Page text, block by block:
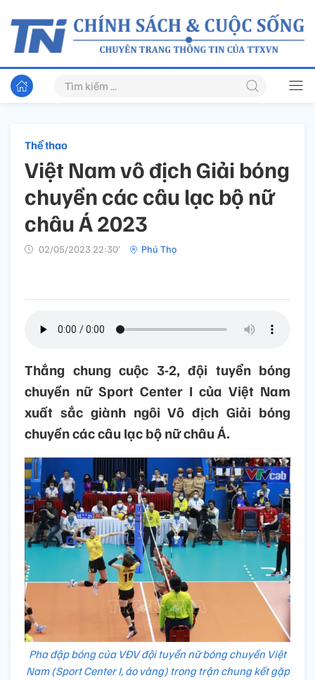
Thể thao
Việt Nam vô địch Giải bóng
chuyền các câu lạc bộ nữ
châu Á 2023
02/05/2023 22:30’ Phú Thọ
Thắng chung cuộc 3-2, đội tuyển bóng
chuyền nữ Sport Center I của Việt Nam
xuất sắc giành ngôi Vô địch Giải bóng
chuyền các câu lạc bộ nữ châu Á.
Pha đập bóng của VĐV đội tuyển nữ bóng chuyền Việt
Nam (Sport Center I, áo vàng) trong trận chung kết gặp